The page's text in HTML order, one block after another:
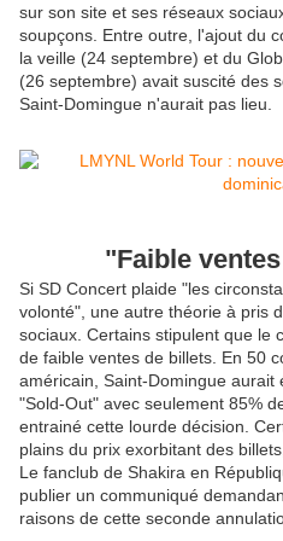
sur son site et ses réseaux
soupçons. Entre outre, l'ajout du
la veille (24 septembre) et du
(26 septembre) avait suscité des
Saint-Domingue n'aurait pas lieu.
"Faible
Si SD Concert plaide "les
volonté", une autre théorie à pris
sociaux. Certains stipulent que le
de faible ventes de billets. En 50
américain, Saint-Domingue
"Sold-Out" avec seulement 85%
entrainé cette lourde décision.
plains du prix exorbitant des
Le fanclub de Shakira en
publier un communiqué
raisons de cette seconde